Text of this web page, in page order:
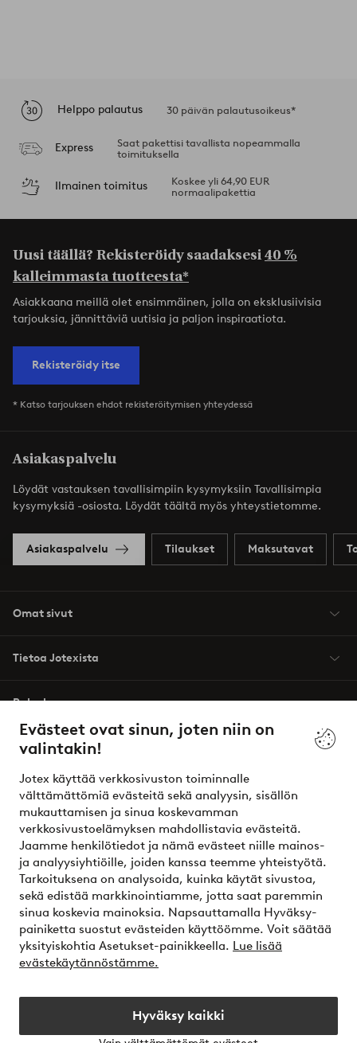
Evästeet ovat sinun, joten niin on
valintakin!
Jotex käyttää verkkosivuston toiminnalle
välttämättömiä evästeitä sekä analyysin, sisällön
mukauttamisen ja sinua koskevamman
verkkosivustoelämyksen mahdollistavia evästeitä.
Jaamme henkilötiedot ja nämä evästeet niille mainos-
ja analyysiyhtiöille, joiden kanssa teemme yhteistyötä.
Tarkoituksena on analysoida, kuinka käytät sivustoa,
sekä edistää markkinointiamme, jotta saat paremmin
sinua koskevia mainoksia. Napsauttamalla Hyväksy-
painiketta suostut evästeiden käyttöömme. Voit säätää
yksityiskohtia Asetukset-painikkeella. Lue lisää
evästekäytännöstämme.
Hyväksy kaikki
Helppo palautus 30 päivän palautusoikeus*
Express
Saat pakettisi tavallista nopeammalla
toimituksella
Ilmainen toimitus
Koskee yli 64,90 EUR
normaalipakettia
Uusi täällä? Rekisteröidy saadaksesi40 %
kalleimmasta tuotteesta*
Asiakkaana meillä olet ensimmäinen, jolla on eksklusiivisia
tarjouksia, jännittäviä uutisia ja paljon inspiraatiota.
Rekisteröidy itse
* Katso tarjouksen ehdot rekisteröitymisen yhteydessä
Asiakaspalvelu
Löydät vastauksen tavallisimpiin kysymyksiin Tavallisimpia
kysymyksiä -osiosta. Löydät täältä myös yhteystietomme.
Asiakaspalvelu Tilaukset Maksutavat
Omat sivut
Tietoa Jotexista
Palvelumme
Ehdot
Ystävät
Turvalliset maksut – maksa nyt tai erissä
Haluatko tietää lisää maksuvaihtoehdoistamme?
elpy